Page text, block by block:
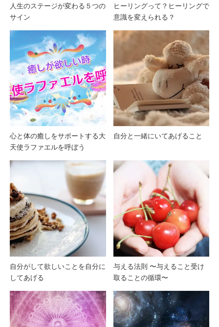
人生のステージが変わる５つの
サイン
ヒーリングって？ヒーリングで
意識を変えられる？
心と体の癒しをサポートする大
天使ラファエルを呼ぼう
自分と一緒にいてあげること
自分がして欲しいことを自分に
してあげる
与える法則 〜与えること受け
取ることの循環〜